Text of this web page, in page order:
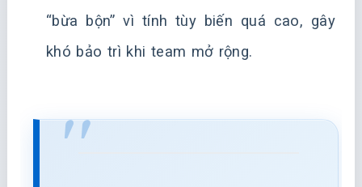
“bừa bộn” vì tính tùy biến quá cao, gây
khó bảo trì khi team mở rộng.